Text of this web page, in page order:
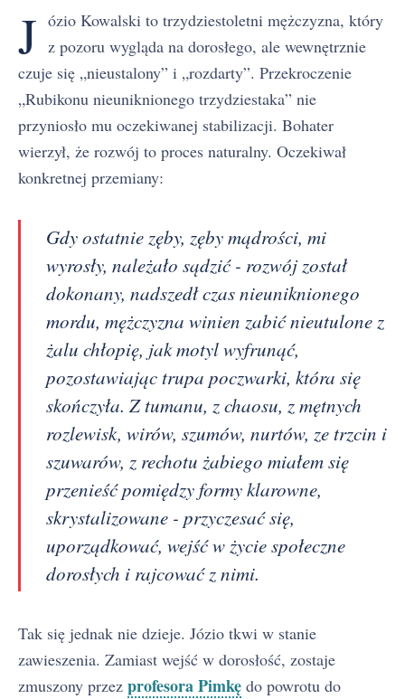
J ózio Kowalski to trzydziestoletni mężczyzna, który
z pozoru wygląda na dorosłego, ale wewnętrznie
czuje się „nieustalony” i „rozdarty”. Przekroczenie
„Rubikonu nieuniknionego trzydziestaka” nie
przyniosło mu oczekiwanej stabilizacji. Bohater
wierzył, że rozwój to proces naturalny. Oczekiwał
konkretnej przemiany:
Gdy ostatnie zęby, zęby mądrości, mi
wyrosły, należało sądzić - rozwój został
dokonany, nadszedł czas nieuniknionego
mordu, mężczyzna winien zabić nieutulone z
żalu chłopię, jak motyl wyfrunąć,
pozostawiając trupa poczwarki, która się
skończyła. Z tumanu, z chaosu, z mętnych
rozlewisk, wirów, szumów, nurtów, ze trzcin i
szuwarów, z rechotu żabiego miałem się
przenieść pomiędzy formy klarowne,
skrystalizowane - przyczesać się,
uporządkować, wejść w życie społeczne
dorosłych i rajcować z nimi.
Tak się jednak nie dzieje. Józio tkwi w stanie
zawieszenia. Zamiast wejść w dorosłość, zostaje
zmuszony przez profesora Pimkę do powrotu do